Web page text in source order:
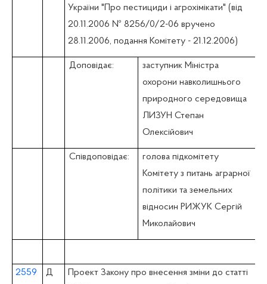
України "Про пестициди і агрохімікати" (вiд
20.11.2006 № 8256/0/2-06 вручено
28.11.2006, подання Комітету - 21.12.2006)
Доповідає:
заступник Міністра
охорони навколишнього
природного середовища
ЛИЗУН Степан
Олексійович
Співдоповідає:
голова підкомітету
Комітету з питань аграрної
політики та земельних
відносин РИЖУК Сергій
Миколайович
2559 Д
Проект Закону про внесення зміни до статті